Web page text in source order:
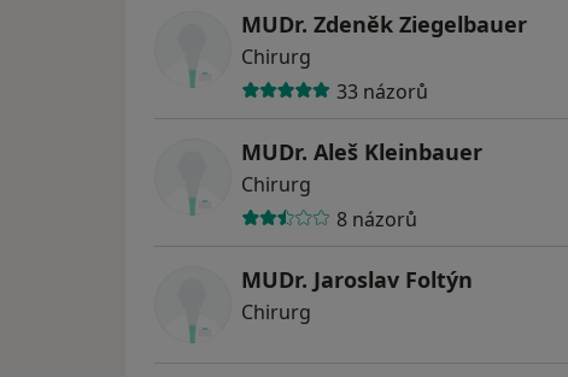
MUDr. Zdeněk Ziegelbauer
Chirurg
33 názorů
MUDr. Aleš Kleinbauer
Chirurg
8 názorů
MUDr. Jaroslav Foltýn
Chirurg